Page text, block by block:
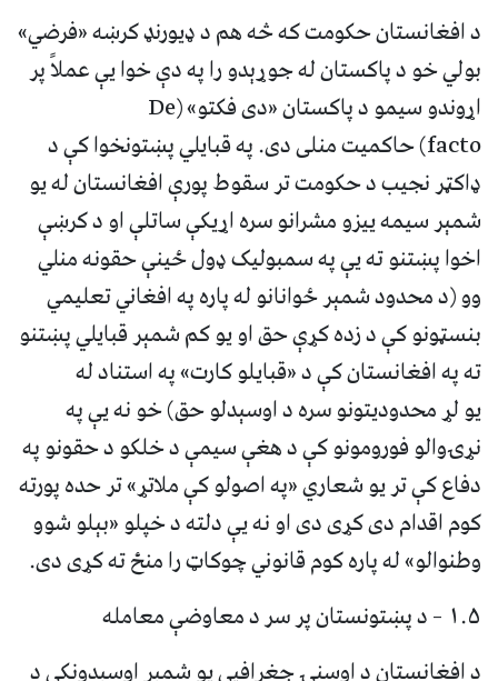
د افغانستان حکومت که څه هم د ډیورنډ کرښه «فرضي»
بولي خو د پاکستان له جوړېدو را په دې خوا یې عملاً پر
اړوندو سیمو د پاکستان «دی فکتو» (De
facto) حاکمیت منلی دی. په قبایلي پښتونخوا کې د
ډاکټر نجیب د حکومت تر سقوط پورې افغانستان له یو
شمېر سیمه ییزو مشرانو سره اړیکې ساتلې او د کرښې
اخوا پښتنو ته یې په سمبولیک ډول ځینې حقونه منلي
وو (د محدود شمېر ځوانانو له پاره په افغاني تعلیمي
بنسټونو کې د زده کړې حق او یو کم شمېر قبایلي پښتنو
ته په افغانستان کې د «قبایلو کارت» په استناد له
یو لړ محدودیتونو سره د اوسېدلو حق) خو نه یې په
نړۍوالو فورومونو کې د هغې سیمې د خلکو د حقونو په
دفاع کې تر یو شعاري «په اصولو کې ملاتړ» تر حده پورته
کوم اقدام دی کړی دی او نه یې دلته د خپلو «بېلو شوو
وطنوالو» له پاره کوم قانوني چوکاټ را منځ ته کړی دی.
۱.۵ – د پښتونستان پر سر د معاوضې معامله
د افغانستان د اوسنۍ جغرافیې یو شمېر اوسېدونکي د